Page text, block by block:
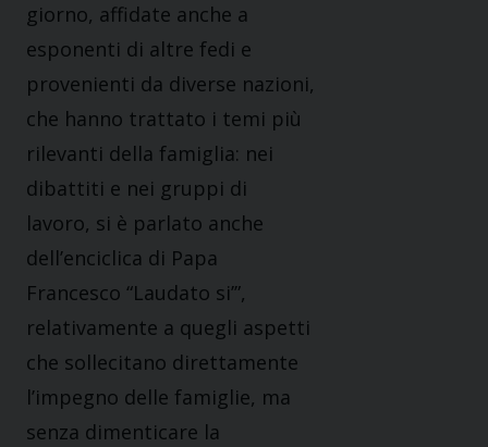
giorno, affidate anche a
esponenti di altre fedi e
provenienti da diverse nazioni,
che hanno trattato i temi più
rilevanti della famiglia: nei
dibattiti e nei gruppi di
lavoro, si è parlato anche
dell’enciclica di Papa
Francesco “Laudato si’”,
relativamente a quegli aspetti
che sollecitano direttamente
l’impegno delle famiglie, ma
senza dimenticare la